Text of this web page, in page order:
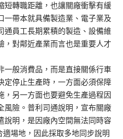
短轉職距離，也讓關廠衝擊有緩
一帶本就具備製造業、電子業及
通員工長期累積的製造、設備維
，對鄰近產業而言也是重要人才
一般消費品，而是直接關係行車
定停止生產時，一方面必須保障
，另一方面也要避免生產過程因
風險。普利司通說明，宣布關廠
說明，是因廠內空間無法同時容
場地，因此採取多地同步說明